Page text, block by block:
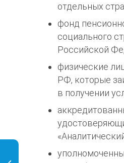
отдельных
фонд
социального
Российской
физические
РФ, которые
в получении